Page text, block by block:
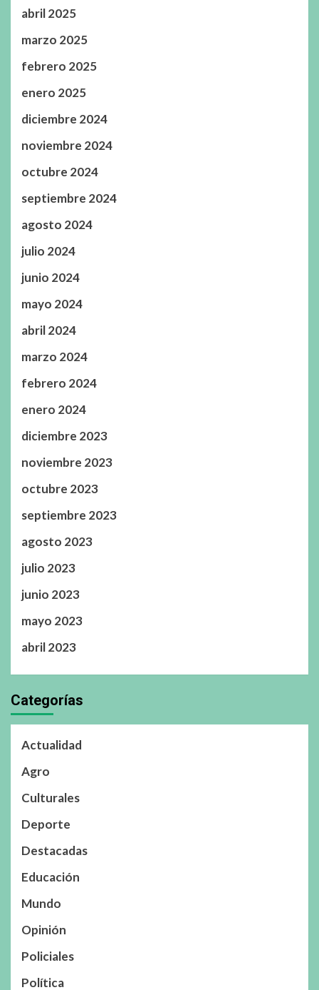
abril 2025
marzo 2025
febrero 2025
enero 2025
diciembre 2024
noviembre 2024
octubre 2024
septiembre 2024
agosto 2024
julio 2024
junio 2024
mayo 2024
abril 2024
marzo 2024
febrero 2024
enero 2024
diciembre 2023
noviembre 2023
octubre 2023
septiembre 2023
agosto 2023
julio 2023
junio 2023
mayo 2023
abril 2023
Categorías
Actualidad
Agro
Culturales
Deporte
Destacadas
Educación
Mundo
Opinión
Policiales
Política